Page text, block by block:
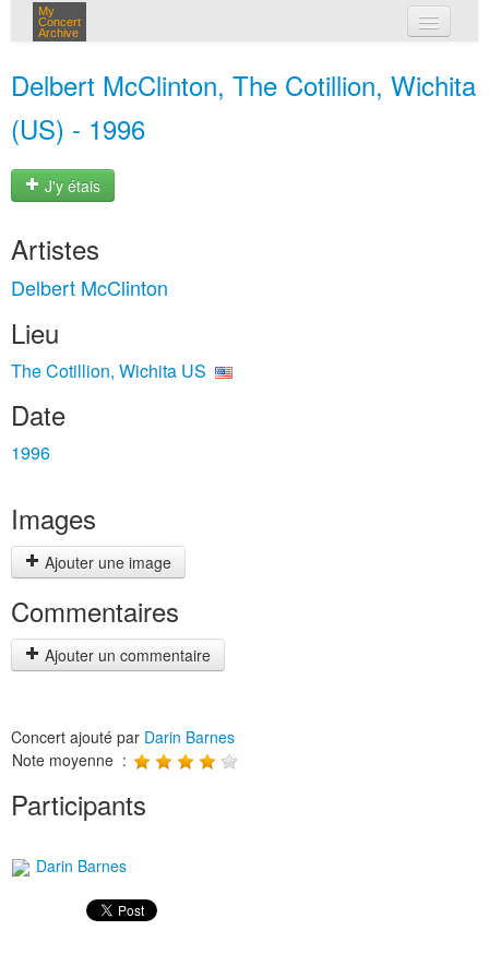
My
Concert
Archive
Delbert McClinton, The Cotillion, Wichita
(US) - 1996
J'y étais
Artistes
Delbert McClinton
Lieu
The Cotillion, Wichita US
Date
1996
Images
Ajouter une image
Commentaires
Ajouter un commentaire
Concert ajouté par Darin Barnes
Note moyenne :
Participants
Darin Barnes